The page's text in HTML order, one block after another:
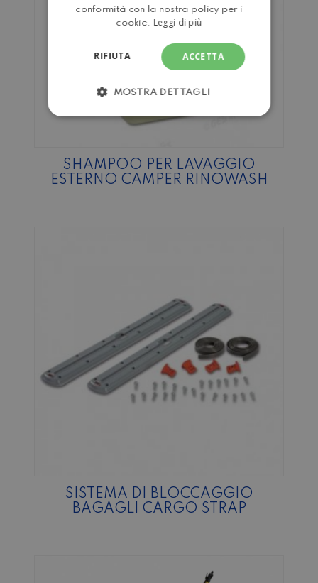
SHAMPOO PER LAVAGGIO
ESTERNO CAMPER RINOWASH
SISTEMA DI BLOCCAGGIO
BAGAGLI CARGO STRAP
conformità con la nostra policy per i
cookie. Leggi di più
ACCETTA
RIFIUTA
MOSTRA DETTAGLI